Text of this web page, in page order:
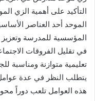
التأكيد على أهمية الزي
الموحد أحد العناصر
المؤسسية للمدرسة وتعزيز
في تقليل الفروقات
تعليمية متوازنة ومناسبة
يتطلب النظر في عدة
هذه العوامل تلعب دوراً